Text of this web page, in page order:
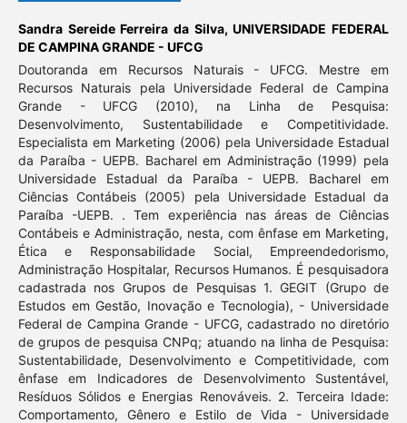
Sandra Sereide Ferreira da Silva,UNIVERSIDADE FEDERAL
DE CAMPINA GRANDE - UFCG
Doutoranda em Recursos Naturais - UFCG. Mestre em
Recursos Naturais pela Universidade Federal de Campina
Grande - UFCG (2010), na Linha de Pesquisa:
Desenvolvimento, Sustentabilidade e Competitividade.
Especialista em Marketing (2006) pela Universidade Estadual
da Paraíba - UEPB. Bacharel em Administração (1999) pela
Universidade Estadual da Paraíba - UEPB. Bacharel em
Ciências Contábeis (2005) pela Universidade Estadual da
Paraíba -UEPB. . Tem experiência nas áreas de Ciências
Contábeis e Administração, nesta, com ênfase em Marketing,
Ética e Responsabilidade Social, Empreendedorismo,
Administração Hospitalar, Recursos Humanos. É pesquisadora
cadastrada nos Grupos de Pesquisas 1. GEGIT (Grupo de
Estudos em Gestão, Inovação e Tecnologia), - Universidade
Federal de Campina Grande - UFCG, cadastrado no diretório
de grupos de pesquisa CNPq; atuando na linha de Pesquisa:
Sustentabilidade, Desenvolvimento e Competitividade, com
ênfase em Indicadores de Desenvolvimento Sustentável,
Resíduos Sólidos e Energias Renováveis. 2. Terceira Idade:
Comportamento, Gênero e Estilo de Vida - Universidade